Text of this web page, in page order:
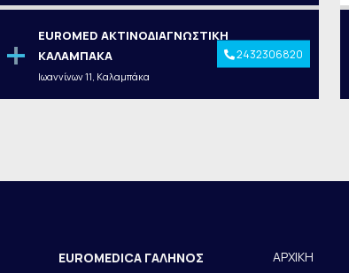
EUROMED ΑΚΤΙΝΟΔΙΑΓΝΩΣΤΙΚΗ
ΚΑΛΑΜΠΑΚΑ
Ιωαννίνων 11, Καλαμπάκα
2432306820
EUROMEDICA ΓΑΛΗΝΟΣ
ΑΡΧΙΚΗ